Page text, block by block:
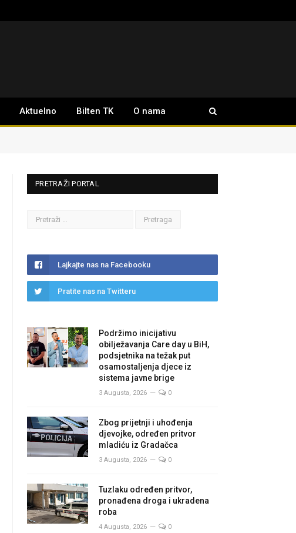
Aktuelno Bilten TK O nama
PRETRAŽI PORTAL
Lajkajte nas na Facebooku
Pratite nas na Twitteru
Podržimo inicijativu
obilježavanja Care day u BiH,
podsjetnika na težak put
osamostaljenja djece iz
sistema javne brige
3 Augusta, 2026 0
Zbog prijetnji i uhođenja
djevojke, određen pritvor
mladiću iz Gradačca
3 Augusta, 2026 0
Tuzlaku određen pritvor,
pronađena droga i ukradena
roba
4 Augusta, 2026 0